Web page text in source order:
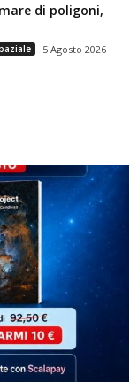
di poligoni,
5 Agosto 2026